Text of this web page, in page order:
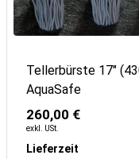
Tellerbürste 17"
AquaSafe
260,00 €
exkl. USt.
Lieferzeit